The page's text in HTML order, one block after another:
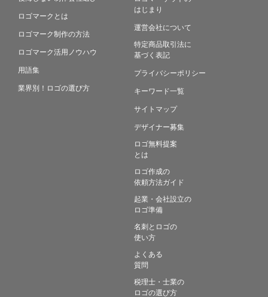
ロゴマークとは
ロゴマーク制作の方法
ロゴマーク活用ノウハウ
用語集
業界別！ロゴの選び方
はじまり
運営会社について
特定商品取引法に
基づく表記
プライバシーポリシー
キーワード一覧
サイトマップ
デザイナー募集
ロゴ無料提案
とは
ロゴ作成の
依頼方法ガイド
起業・会社設立の
ロゴ準備
名刺とロゴの
使い方
よくある
質問
税理士・士業の
ロゴの選び方